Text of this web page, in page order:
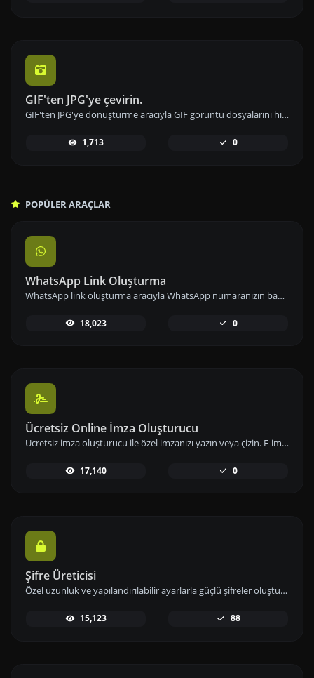
GIF'ten JPG'ye çevirin.
GIF'ten JPG'ye dönüştürme aracıyla GIF görüntü dosyalarını hızlıca JPG formatına çevirin ve paylaşın.
1,713 0
POPÜLER ARAÇLAR
WhatsApp Link Oluşturma
WhatsApp link oluşturma aracıyla WhatsApp numaranızın bağlantısını önceden tanımlanmış mesajlarla paylaşarak iletişimi kolaylaştırın.
18,023 0
Ücretsiz Online İmza Oluşturucu
Ücretsiz imza oluşturucu ile özel imzanızı yazın veya çizin. E-imzanızı hızlıca oluşturup indirerek dijital imzanızı hemen kullanıma alabilirsiniz.
17,140 0
Şifre Üreticisi
Özel uzunluk ve yapılandırılabilir ayarlarla güçlü şifreler oluşturun. Sayılar, semboller, küçük ve büyük harf kombinasyonlarını kullanarak şifre güvenliğini artırın.
15,123 88